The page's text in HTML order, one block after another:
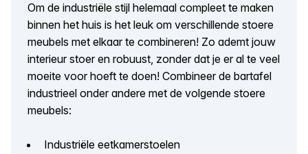
Om de industriële stijl helemaal compleet te maken
binnen het huis is het leuk om verschillende stoere
meubels met elkaar te combineren! Zo ademt jouw
interieur stoer en robuust, zonder dat je er al te veel
moeite voor hoeft te doen! Combineer de bartafel
industrieel onder andere met de volgende stoere
meubels:
Industriële eetkamerstoelen